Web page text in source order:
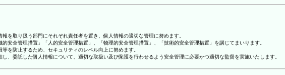
を取り扱う部門にそれぞれ責任者を置き、個人情報の適切な管理に努めます。
安全管理措置」「人的安全管理措置」、「物理的安全管理措置」、「技術的安全管理措置」を講じてまいります。
を防止するため、セキュリティのレベル向上に努めます。
、委託した個人情報について、適切な取扱い及び保護を行わせるよう安全管理に必要かつ適切な監督を実施いたします。